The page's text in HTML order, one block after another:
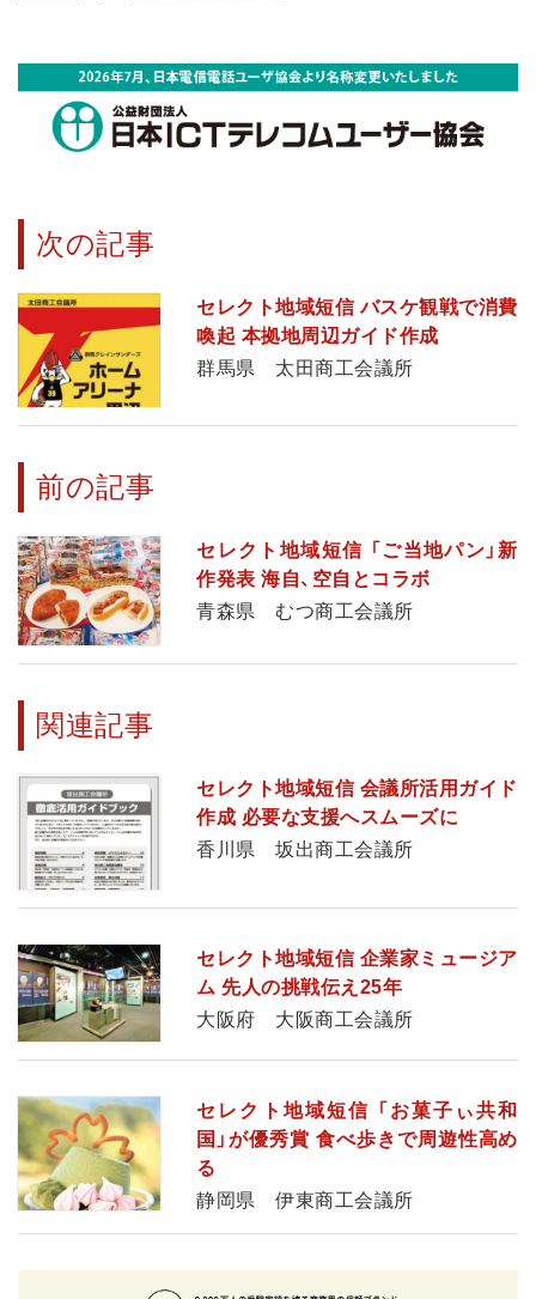
次の記事
セレクト地域短信 バスケ観戦で消費
喚起 本拠地周辺ガイド作成
群馬県 太田商工会議所
前の記事
セレクト地域短信 「ご当地パン」新
作発表 海自、空自とコラボ
青森県 むつ商工会議所
関連記事
セレクト地域短信 会議所活用ガイド
作成 必要な支援へスムーズに
香川県 坂出商工会議所
セレクト地域短信 企業家ミュージア
ム 先人の挑戦伝え25年
大阪府 大阪商工会議所
セレクト地域短信 「お菓子ぃ共和
国」が優秀賞 食べ歩きで周遊性高め
る
静岡県 伊東商工会議所